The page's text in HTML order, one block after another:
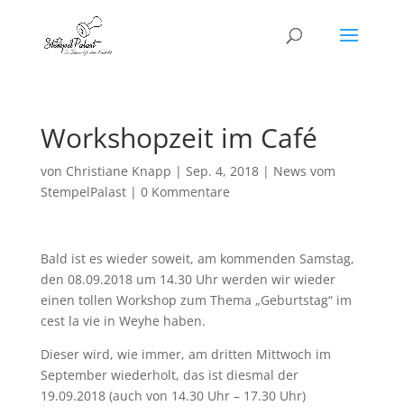
Workshopzeit im Café
von Christiane Knapp | Sep. 4, 2018| News vom
StempelPalast| 0 Kommentare
Bald ist es wieder soweit, am kommenden Samstag,
den 08.09.2018 um 14.30 Uhr werden wir wieder
einen tollen Workshop zum Thema „Geburtstag“ im
cest la vie in Weyhe haben.
Dieser wird, wie immer, am dritten Mittwoch im
September wiederholt, das ist diesmal der
19.09.2018 (auch von 14.30 Uhr – 17.30 Uhr)